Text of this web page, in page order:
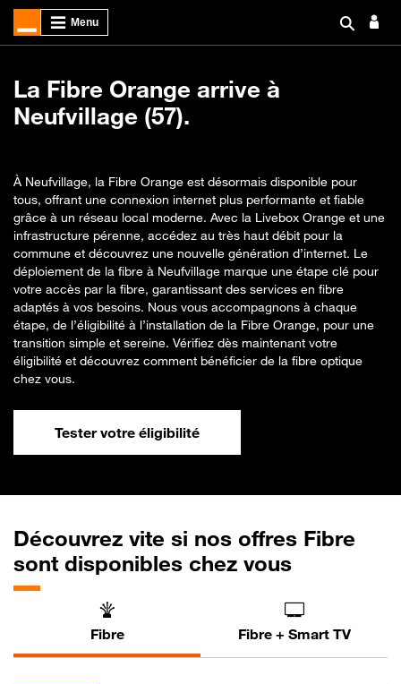
La Fibre Orange arrive à
Neufvillage (57).
À Neufvillage, la Fibre Orange est désormais disponible pour
tous, offrant une connexion internet plus performante et fiable
grâce à un réseau local moderne. Avec la Livebox Orange et une
infrastructure pérenne, accédez au très haut débit pour la
commune et découvrez une nouvelle génération d’internet. Le
déploiement de la fibre à Neufvillage marque une étape clé pour
votre accès par la fibre, garantissant des services en fibre
adaptés à vos besoins. Nous vous accompagnons à chaque
étape, de l’éligibilité à l’installation de la Fibre Orange, pour une
transition simple et sereine. Vérifiez dès maintenant votre
éligibilité et découvrez comment bénéficier de la fibre optique
chez vous.
Tester votre éligibilité
Découvrez vite si nos offres Fibre
sont disponibles chez vous
Fibre Fibre + Smart TV